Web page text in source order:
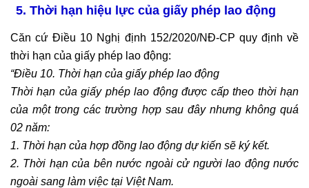
5. Thời hạn hiệu lực của giấy phép lao động
Căn cứ Điều 10 Nghị định 152/2020/NĐ-CP quy định về
thời hạn của giấy phép lao động:
“Điều 10. Thời hạn của giấy phép lao động
Thời hạn của giấy phép lao động được cấp theo thời hạn
của một trong các trường hợp sau đây nhưng không quá
02 năm:
1. Thời hạn của hợp đồng lao động dự kiến sẽ ký kết.
2. Thời hạn của bên nước ngoài cử người lao động nước
ngoài sang làm việc tại Việt Nam.